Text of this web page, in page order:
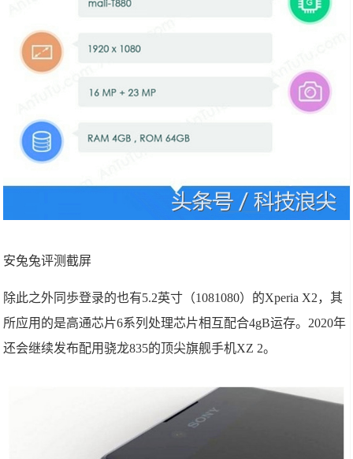
安兔兔评测截屏
除此之外同歩登录的也有5.2英寸（1081080）的Xperia X2，其
所应用的是高通芯片6系列处理芯片相互配合4gB运存。2020年
还会继续发布配用骁龙835的顶尖旗舰手机XZ 2。